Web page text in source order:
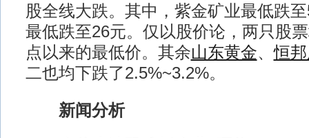
股全线大跌。其中，紫金矿业最低跌
最低跌至26元。仅以股价论，两只股
点以来的最低价。其余山东黄金、恒
二也均下跌了2.5%~3.2%。
新闻分析